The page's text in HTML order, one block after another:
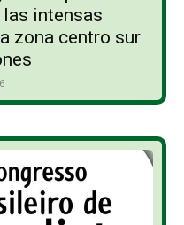
intensas
zona centro sur